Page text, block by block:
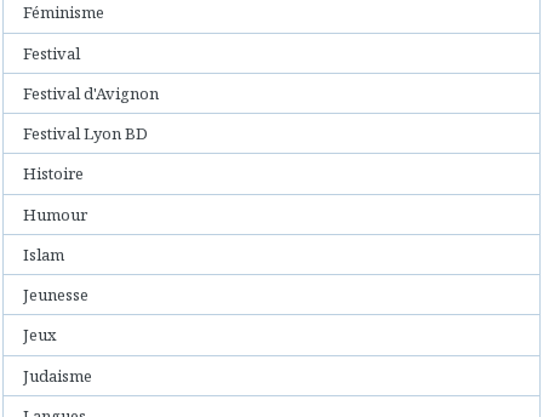
Féminisme
Festival
Festival d'Avignon
Festival Lyon BD
Histoire
Humour
Islam
Jeunesse
Jeux
Judaisme